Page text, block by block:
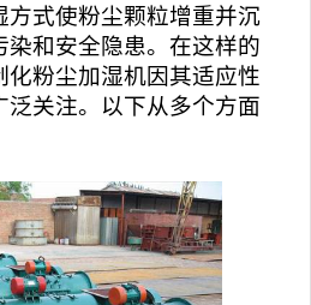
方式使粉尘颗粒增重并沉
染和安全隐患。在这样的
化粉尘加湿机因其适应性
泛关注。以下从多个方面